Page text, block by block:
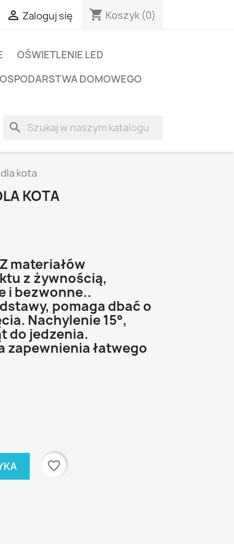
 Zaloguj się shopping_cart Koszyk (0)
OŚWIETLENIE LED
DOMOWEGO
search
kota
KOTA
materiałów
z żywnością,
i bezwonne..
pomaga dbać o
Nachylenie 15°,
do jedzenia.
zapewnienia łatwego
favorite_border